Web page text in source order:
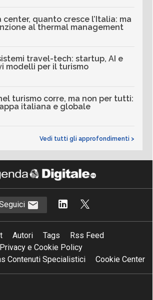
center, quanto cresce l’Italia: ma
al thermal management
travel-tech: startup, AI e
modelli per il turismo
nel turismo corre, ma non per tutti:
italiana e globale
Vedi tutti gli approfondimenti >
Autori Tags
Rss Feed
Privacy e Cookie Policy
Contenuti Specialistici
Cookie Center